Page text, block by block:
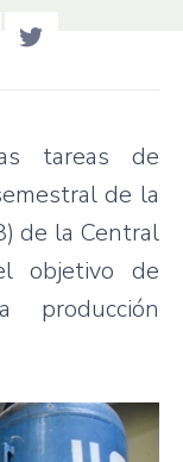
tareas de
de la
de la Central
objetivo de
producción